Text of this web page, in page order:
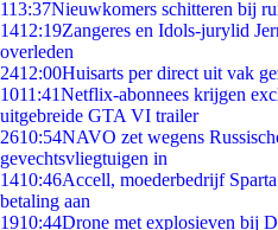
113:37Nieuwkomers schitteren bij
1412:19Zangeres en Idols-jurylid
overleden
2412:00Huisarts per direct uit vak
1011:41Netflix-abonnees krijgen
uitgebreide GTA VI trailer
2610:54NAVO zet wegens
gevechtsvliegtuigen in
1410:46Accell, moederbedrijf
betaling aan
1910:44Drone met explosieven bij